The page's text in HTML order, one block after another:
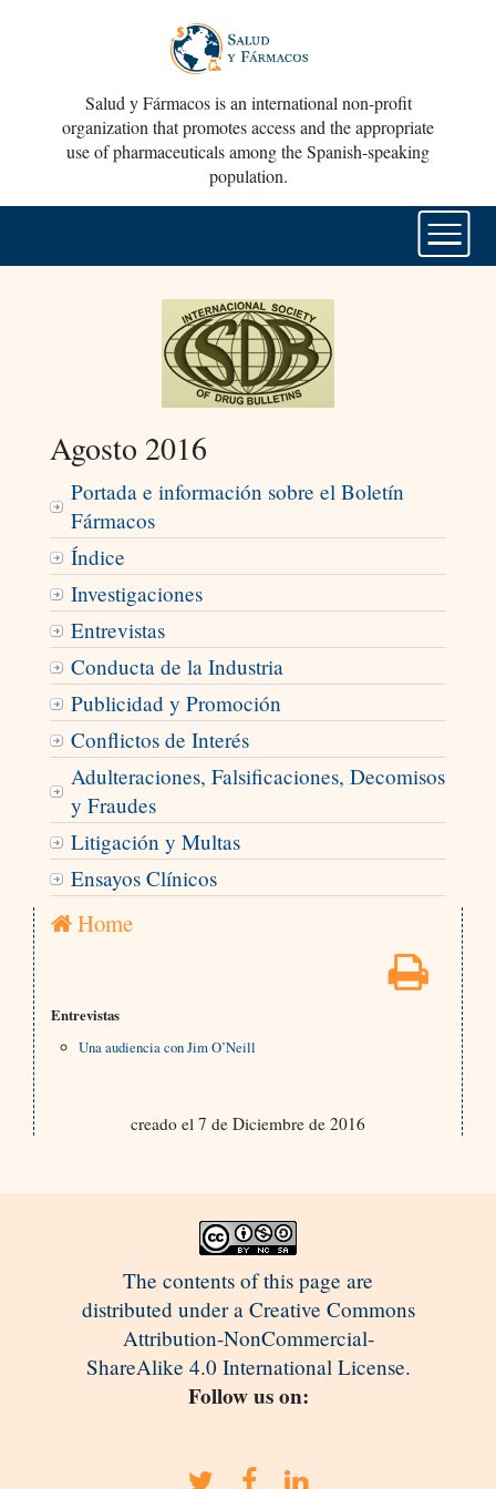
Salud y Fármacos is an international non-profit
organization that promotes access and the appropriate
use of pharmaceuticals among the Spanish-speaking
population.
Agosto 2016
Portada e información sobre el Boletín
Fármacos
Índice
Investigaciones
Entrevistas
Conducta de la Industria
Publicidad y Promoción
Conflictos de Interés
Adulteraciones, Falsificaciones, Decomisos
y Fraudes
Litigación y Multas
Ensayos Clínicos
Home
Entrevistas
Una audiencia con Jim O’Neill
creado el 7 de Diciembre de 2016
The contents of this page are
distributed under a Creative Commons
Attribution-NonCommercial-
ShareAlike 4.0 International License.
Follow us on: